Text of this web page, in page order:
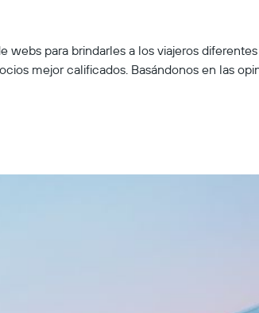
para brindarles a los viajeros
mejor calificados. Basándonos en las